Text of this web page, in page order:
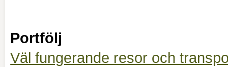
Portfölj
Väl fungerande resor och